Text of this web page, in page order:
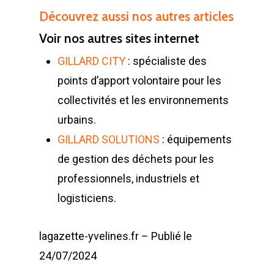
Découvrez aussi nos autres articles
Voir nos autres sites internet
GILLARD CITY : spécialiste des
points d’apport volontaire pour les
collectivités et les environnements
urbains.
GILLARD SOLUTIONS : équipements
de gestion des déchets pour les
professionnels, industriels et
logisticiens.
lagazette-yvelines.fr – Publié le
24/07/2024
Equipements divers